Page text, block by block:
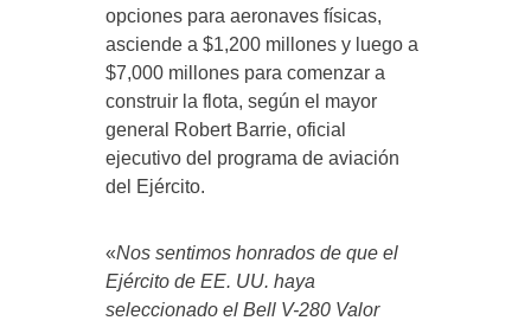
opciones para aeronaves físicas,
asciende a $1,200 millones y luego a
$7,000 millones para comenzar a
construir la flota, según el mayor
general Robert Barrie, oficial
ejecutivo del programa de aviación
del Ejército.
«Nos sentimos honrados de que el
Ejército de EE. UU. haya
seleccionado el Bell V-280 Valor